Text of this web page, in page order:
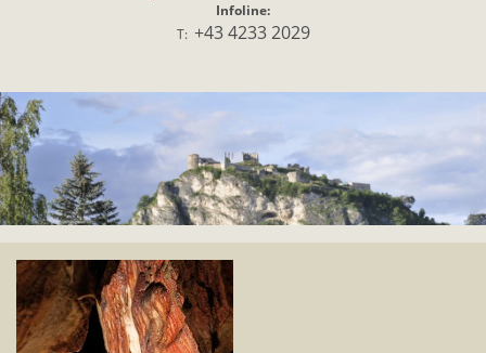
Infoline:
T: +43 4233 2029